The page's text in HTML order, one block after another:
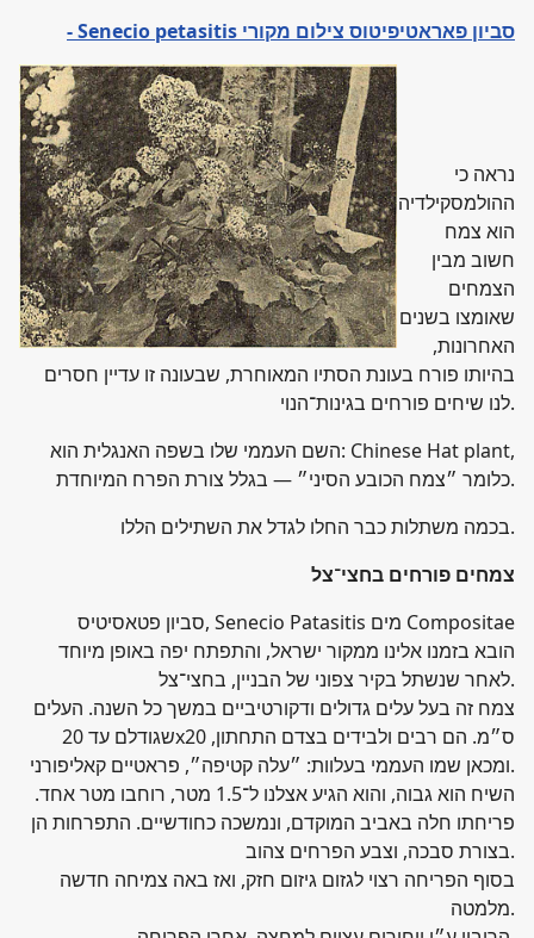
- Senecio petasitis סביון פאראטיפיטוס צילום מקורי
נראה כי
ההולמסקילדיה
הוא צמח
חשוב מבין
הצמחים
שאומצו בשנים
האחרונות,
בהיותו פורח בעונת הסתיו המאוחרת, שבעונה זו עדיין חסרים
לנו שיחים פורחים בגינות־הנוי.
השם העממי שלו בשפה האנגלית הוא: Chinese Hat plant,
כלומר ״צמח הכובע הסיני״ — בגלל צורת הפרח המיוחדת.
בכמה משתלות כבר החלו לגדל את השתילים הללו.
צמחים פורחים בחצי־צל
סביון פטאסיטיס, Senecio Patasitis מים Compositae
הובא בזמנו אלינו ממקור ישראל, והתפתח יפה באופן מיוחד
לאחר שנשתל בקיר צפוני של הבניין, בחצי־צל.
צמח זה בעל עלים גדולים ודקורטיביים במשך כל השנה. העלים
שגודלם עד 20x20 ס״מ. הם רבים ולבידים בצדם התחתון,
ומכאן שמו העממי בעלוות: ״עלה קטיפה״, פראטיים קאליפורני.
השיח הוא גבוה, והוא הגיע אצלנו ל־1.5 מטר, רוחבו מטר אחד.
פריחתו חלה באביב המוקדם, ונמשכה כחודשיים. התפרחות הן
בצורת סבכה, וצבע הפרחים צהוב.
בסוף הפריחה רצוי לגזום גיזום חזק, ואז באה צמיחה חדשה
מלמטה.